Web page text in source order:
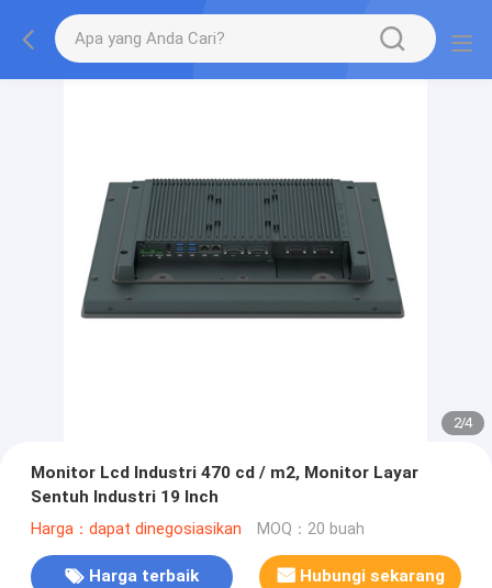
2/4
Monitor Lcd Industri 470 cd / m2, Monitor Layar
Sentuh Industri 19 Inch
Harga：dapat dinegosiasikan MOQ：20 buah
Harga terbaik Hubungi sekarang